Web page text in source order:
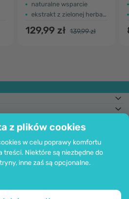
z plików cookies
w celu poprawy komfortu
treści. Niektóre są niezbędne do
inne zaś są opcjonalne.
naturalne wsparcie
ekstrakt z zielonej herbaty
129,99 zł 139,99 zł
danych osobowych zapewnia